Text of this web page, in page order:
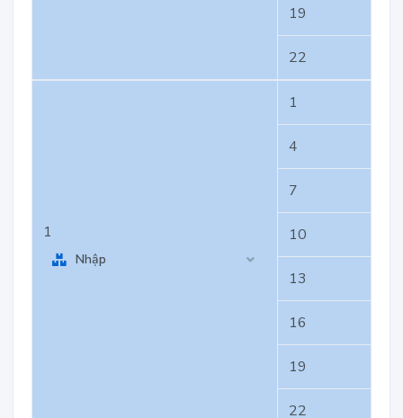
19
22
1
Nhập
1
4
7
10
13
16
19
22